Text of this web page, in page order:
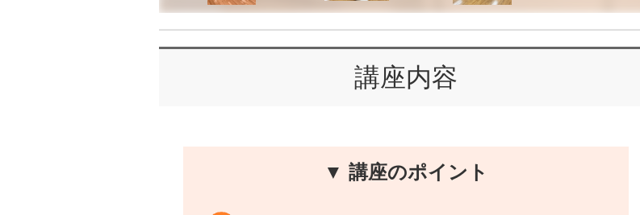
講座内容
▼ 講座のポイント